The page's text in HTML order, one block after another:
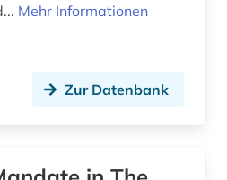
Mehr Informationen
Zur Datenbank